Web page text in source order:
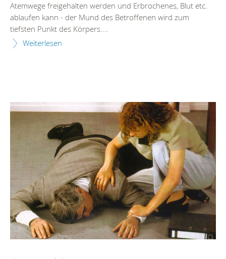
Atemwege freigehalten werden und Erbrochenes, Blut etc.
ablaufen kann - der Mund des Betroffenen wird zum
tiefsten Punkt des Körpers....
Weiterlesen